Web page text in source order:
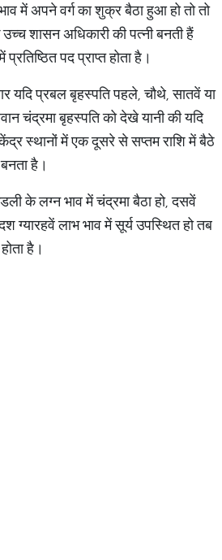
में अपने वर्ग का शुक्र बैठा हुआ हो तो तो
उच्च शासन अधिकारी की पत्नी बनती हैं
पद प्राप्त होता है।
यदि प्रबल बृहस्पति पहले, चौथे, सातवें या
चंद्रमा बृहस्पति को देखे यानी की यदि
स्थानों में एक दूसरे से सप्तम राशि में बैठे
है।
के लग्न भाव में चंद्रमा बैठा हो, दसवें
ग्यारहवें लाभ भाव में सूर्य उपस्थित हो तब
है।